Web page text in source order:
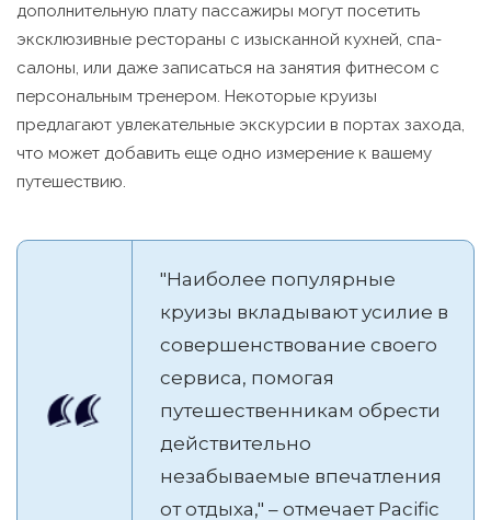
дополнительную плату пассажиры могут посетить
эксклюзивные рестораны с изысканной кухней, спа-
салоны, или даже записаться на занятия фитнесом с
персональным тренером. Некоторые круизы
предлагают увлекательные экскурсии в портах захода,
что может добавить еще одно измерение к вашему
путешествию.
"Наиболее популярные
круизы вкладывают усилие в
совершенствование своего
сервиса, помогая
путешественникам обрести
действительно
незабываемые впечатления
от отдыха," – отмечает Pacific